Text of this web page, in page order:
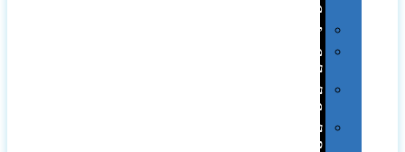
ממותגות
יודאיקה
מארזי
עטים
עטי
מתכת
עטי
פלסטיק